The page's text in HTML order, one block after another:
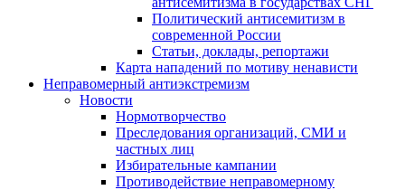
Политический антисемитизм в
современной России
Статьи, доклады, репортажи
Карта нападений по мотиву ненависти
Неправомерный антиэкстремизм
Новости
Нормотворчество
Преследования организаций, СМИ и
частных лиц
Избирательные кампании
Противодействие неправомерному